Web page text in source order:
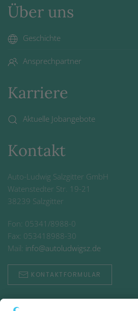
Über uns
Geschichte
Ansprechpartner
Karriere
Aktuelle Jobangebote
Kontakt
Auto-Ludwig Salzgitter GmbH
Watenstedter Str. 19-21
38239 Salzgitter
Fon: 05341/8988-0
Fax: 053418988-30
Mail: info@autoludwigsz.de
KONTAKTFORMULAR